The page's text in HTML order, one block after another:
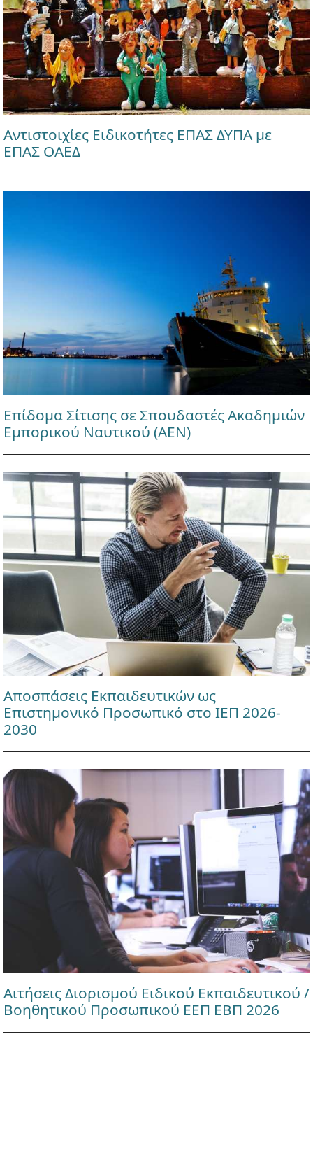
Αντιστοιχίες Ειδικοτήτες ΕΠΑΣ ΔΥΠΑ με
ΕΠΑΣ ΟΑΕΔ
Επίδομα Σίτισης σε Σπουδαστές Ακαδημιών
Εμπορικού Ναυτικού (ΑΕΝ)
Αποσπάσεις Εκπαιδευτικών ως
Επιστημονικό Προσωπικό στο ΙΕΠ 2026-
2030
Αιτήσεις Διορισμού Ειδικού Εκπαιδευτικού /
Βοηθητικού Προσωπικού ΕΕΠ ΕΒΠ 2026